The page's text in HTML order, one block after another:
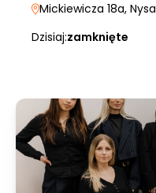
Mickiewicza 18a, Nysa
Dzisiaj:zamknięte